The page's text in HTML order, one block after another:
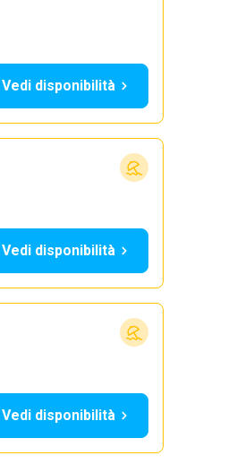
Vedi disponibilità
Vedi disponibilità
Vedi disponibilità